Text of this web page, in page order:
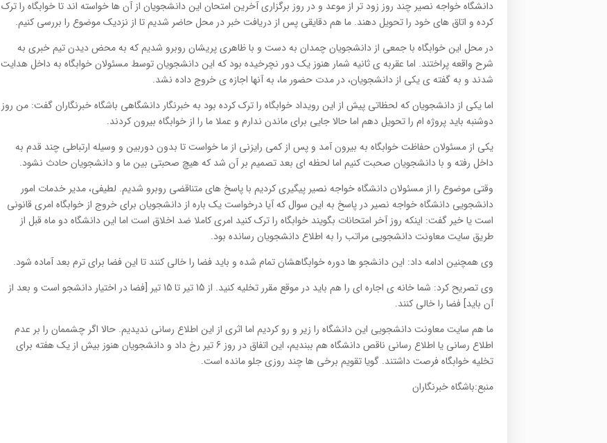
دانشگاه خواجه نصیر چند روز زود تر از موعد و در روز برگزاری آخرین امتحان این دانشجویان از آن ها خواسته اند تا خوابگاه را ترک
کرده و اتاق های خود را تحویل دهند. ما هم دقایقی پس از دریافت خبر در محل حاضر شدیم تا از نزدیک موضوع را بررسی کنیم.
در محل این خوابگاه با جمعی از دانشجویان چمدان به دست و با ظاهری پریشان روبرو شدیم که به محض دیدن تیم خبری به
شرح واقعه پراختند. اما عقربه ی ثانیه شمار هنوز یک دور نچرخیده بود که این دانشجویان توسط مسئولان خوابگاه به داخل هدایت
شدند و به گفته ی یکی از دانشجویان، در مدت حضور ما، به آنها اجازه ی خروج داده نشد.
اما یکی از دانشجویان که لحظاتی پیش از این رویداد خوابگاه را ترک کرده بود به خبرنگار دانشگاهی باشگاه خبرنگاران گفت: من روز
دوشنبه باید پروژه ام را تحویل دهم اما حالا جایی برای ماندن ندارم و عملا ما را از خوابگاه بیرون کردند.
یکی از مسئولان حفاظت خوابگاه به بیرون آمد و پس از کمی رایزنی از ما خواست تا بدون دوربین و وسیله ارتباطی چند قدم به
داخل رفته و با دانشجویان صحبت کنیم اما لحظه ای بعد تصمیم بر آن شد که هیچ صحبتی بین ما و دانشجویان حادث نشود.
وقتی موضوع را از مسئولان دانشگاه خواجه نصیر پیگیری کردیم با پاسخ های متناقضی روبرو شدیم. لطیفی، مدیر خدمات امور
دانشجویی دانشگاه خواجه نصیر در پاسخ به این سوال که آیا درخواست یک باره از دانشجویان برای خروج از خوابگاه امری قانونی
است یا خیر گفت: اینکه روز آخر امتحانات بگویند خوابگاه را ترک کنید امری کاملا ضد اخلاق است اما این دانشگاه دو ماه قبل از
طریق سایت معاونت دانشجویی مراتب را به اطلاع دانشجویان رسانده بود.
وی همچنین ادامه داد: این دانشجو ها دوره خوابگاهشان تمام شده و باید فضا را خالی کنند تا این فضا برای ترم بعد آماده شود.
وی تصریح کرد: شما خانه ی اجاره ای را هم باید در موقع مقرر تخلیه کنید. از 15 تیر تا 15 تیر [فضا در اختیار دانشجو است و بعد از
آن باید] فضا را خالی کنند.
ما هم سایت معاونت دانشجویی این دانشگاه را زیر و رو کردیم اما اثری از این اطلاع رسانی ندیدیم. حالا اگر چشممان را بر عدم
اطلاع رسانی یا اطلاع رسانی ناقص دانشگاه هم ببندیم، این اتفاق در روز 6 تیر رخ داد و دانشجویان هنوز بیش از یک هفته برای
تخلیه خوابگاه فرصت داشتند. گویا تقویم برخی ها چند روزی جلو مانده است.
منبع:باشگاه خبرنگاران